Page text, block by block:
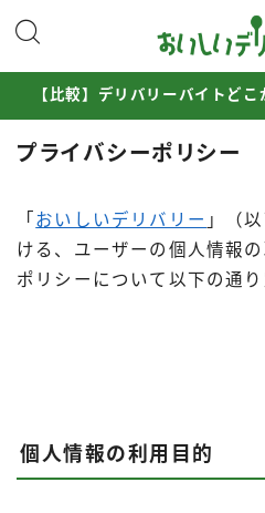
MENU
配達員として稼ぐ
出前館配達員ガイド
お得に注文する
【比較】デリバリーバイトどこ
プライバシーポリシー
「 おいしいデリバリー 」（
ける、ユーザーの個人情報
ポリシーについて以下の通り
個人情報の利用目的